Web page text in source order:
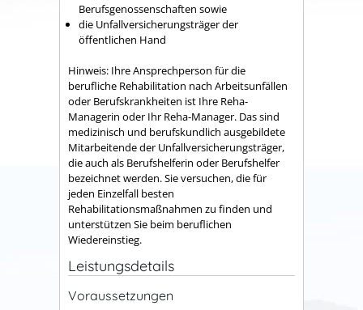
Berufsgenossenschaften sowie
die Unfallversicherungsträger der
öffentlichen Hand
Hinweis: Ihre Ansprechperson für die
berufliche Rehabilitation nach Arbeitsunfällen
oder Berufskrankheiten ist Ihre Reha-
Managerin oder Ihr Reha-Manager. Das sind
medizinisch und berufskundlich ausgebildete
Mitarbeitende der Unfallversicherungsträger,
die auch als Berufshelferin oder Berufshelfer
bezeichnet werden. Sie versuchen, die für
jeden Einzelfall besten
Rehabilitationsmaßnahmen zu finden und
unterstützen Sie beim beruflichen
Wiedereinstieg.
Leistungsdetails
Voraussetzungen